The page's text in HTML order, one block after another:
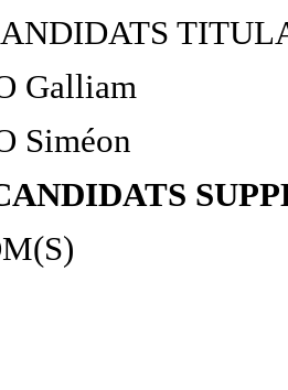
Galliam
Siméon